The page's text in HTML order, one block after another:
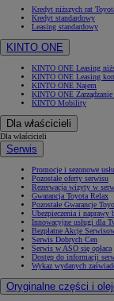
Kredyt niższych rat
Kredyt standardowy
Leasing standardowy
KINTO ONE
KINTO ONE Leasing
KINTO ONE Leasing
KINTO ONE Najem
KINTO ONE
KINTO Mobility
Dla właścicieli
Dla właścicieli
Serwis
Promocje i sezonowe
Pozostałe oferty serwisu
Rezerwacja wizyty w
Gwarancja Toyota Relax
Pozostałe Gwarancje
Ubezpieczenia i naprawy
Innowacyjne usługi dla
Bezpłatne Akcje
Serwis Dobrych Cen
Serwis w ASO się opłaca
Dostęp do informacji
Wykaz wydanych
Oryginalne części i